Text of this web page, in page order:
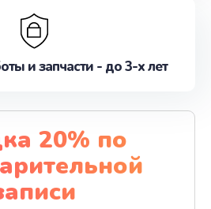
и запчасти - до 3-х лет
20% по